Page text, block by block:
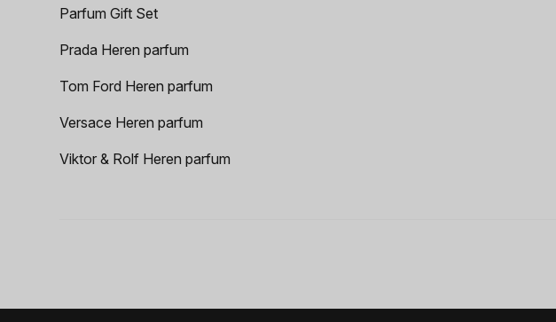
Parfum Gift Set
Prada Heren parfum
Tom Ford Heren parfum
Versace Heren parfum
Viktor & Rolf Heren parfum